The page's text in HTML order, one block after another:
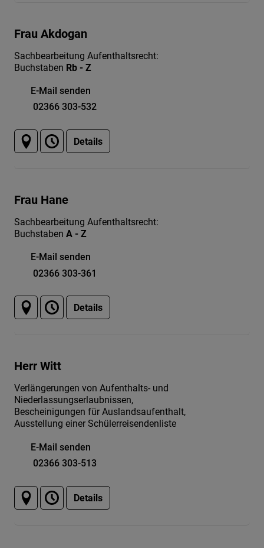
Frau Akdogan
Sachbearbeitung Aufenthaltsrecht:
Buchstaben Rb - Z
E-Mail senden
02366 303-532
Details
Frau Hane
Sachbearbeitung Aufenthaltsrecht:
Buchstaben A - Z
E-Mail senden
02366 303-361
Details
Herr Witt
Verlängerungen von Aufenthalts- und
Niederlassungserlaubnissen,
Bescheinigungen für Auslandsaufenthalt,
Ausstellung einer Schülerreisendenliste
E-Mail senden
02366 303-513
Details